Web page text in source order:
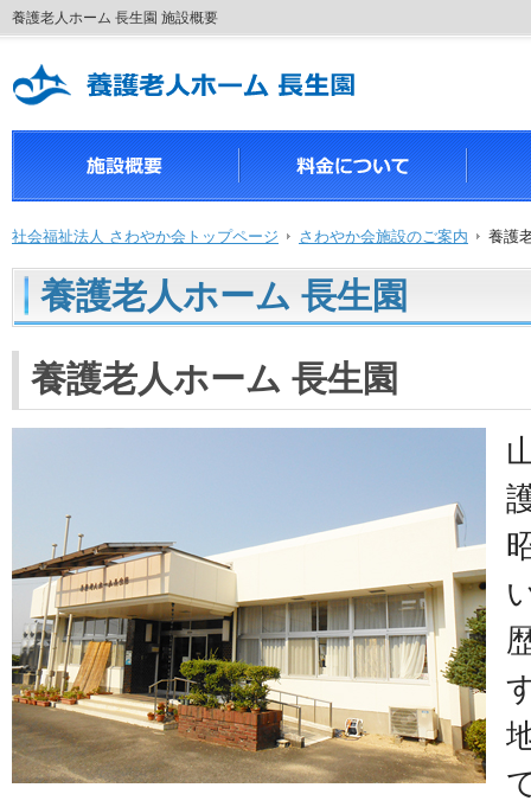
養護老人ホーム 長生園 施設概要
社会福祉法人 さわやか会トップページ さわやか会施設のご案内 養護
養護老人ホーム 長生園
養護老人ホーム 長生園